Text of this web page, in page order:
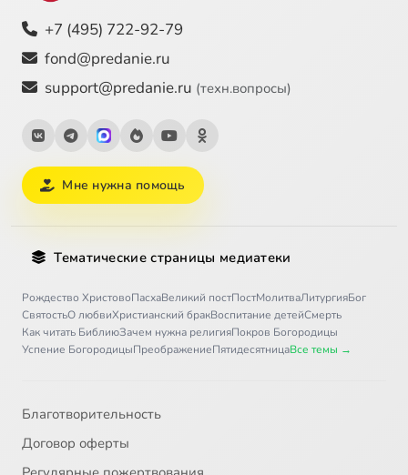
+7 (495) 722-92-79
fond@predanie.ru
support@predanie.ru (техн.вопросы)
Мне нужна помощь
Тематические страницы медиатеки
Рождество ХристовоПасхаВеликий постПостМолитваЛитургияБог
СвятостьО любвиХристианский бракВоспитание детейСмерть
Как читать БиблиюЗачем нужна религияПокров Богородицы
Успение БогородицыПреображениеПятидесятницаВсе темы →
Благотворительность
Договор оферты